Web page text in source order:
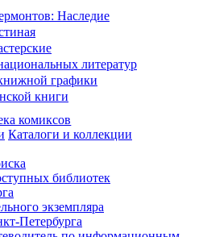
Наследие
литератур
графики
книги
комиксов
Каталоги и коллекции
библиотек
экземпляра
Петербурга